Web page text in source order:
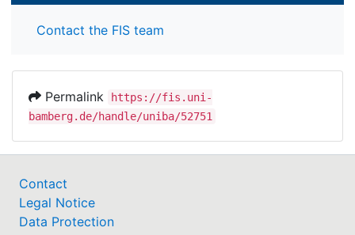
Contact the FIS team
Permalink
https://fis.uni-
bamberg.de/handle/uniba/52751
Contact
Legal Notice
Data Protection